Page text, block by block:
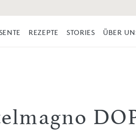
REZEPTE STORIES ÜBER